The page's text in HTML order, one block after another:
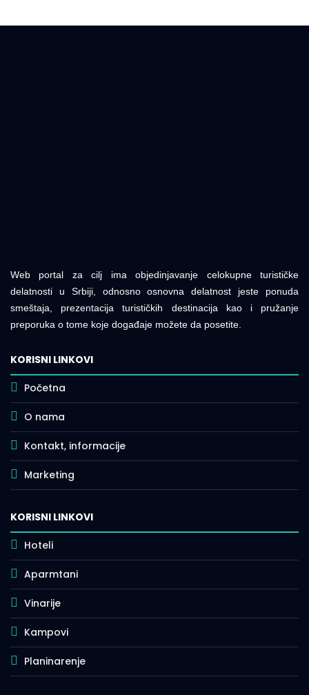
Web portal za cilj ima objedinjavanje celokupne turističke
delatnosti u Srbiji, odnosno osnovna delatnost jeste ponuda
smeštaja, prezentacija turističkih destinacija kao i pružanje
preporuka o tome koje događaje možete da posetite.
KORISNI LINKOVI
Početna
O nama
Kontakt, informacije
Marketing
KORISNI LINKOVI
Hoteli
Aparmtani
Vinarije
Kampovi
Planinarenje